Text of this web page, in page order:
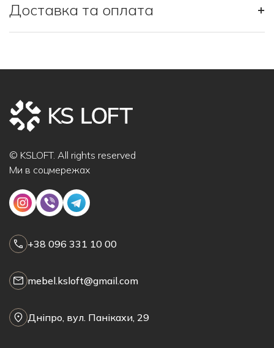
Доставка та оплата +
© KSLOFT. All rights reserved
Ми в соцмережах
+38 096 331 10 00
mebel.ksloft@gmail.com
Дніпро, вул. Панікахи, 29